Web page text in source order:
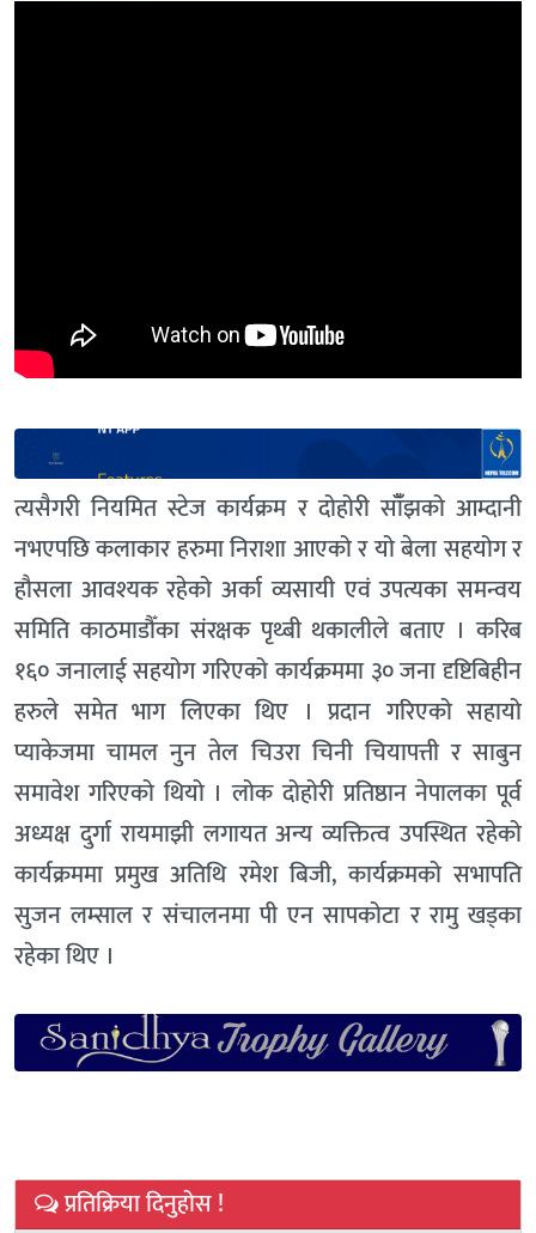
त्यसैगरी नियमित स्टेज कार्यक्रम र दोहोरी साँँझको आम्दानी
नभएपछि कलाकार हरुमा निराशा आएको र यो बेला सहयोग र
हौसला आवश्यक रहेको अर्का व्यसायी एवं उपत्यका समन्वय
समिति काठमाडौँका संरक्षक पृथ्बी थकालीले बताए । करिब
१६० जनालाई सहयोग गरिएको कार्यक्रममा ३० जना दृष्टिबिहीन
हरुले समेत भाग लिएका थिए । प्रदान गरिएको सहायो
प्याकेजमा चामल नुन तेल चिउरा चिनी चियापत्ती र साबुन
समावेश गरिएको थियो । लोक दोहोरी प्रतिष्ठान नेपालका पूर्व
अध्यक्ष दुर्गा रायमाझी लगायत अन्य व्यक्तित्व उपस्थित रहेको
कार्यक्रममा प्रमुख अतिथि रमेश बिजी, कार्यक्रमको सभापति
सुजन लम्साल र संचालनमा पी एन सापकोटा र रामु खड्का
रहेका थिए ।
प्रतिक्रिया दिनुहोस !